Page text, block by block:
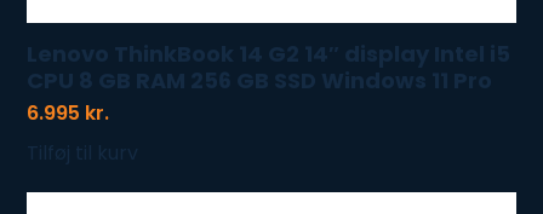
Lenovo ThinkBook 14 G2 14″ display Intel i5
CPU 8 GB RAM 256 GB SSD Windows 11 Pro
6.995 kr.
Tilføj til kurv